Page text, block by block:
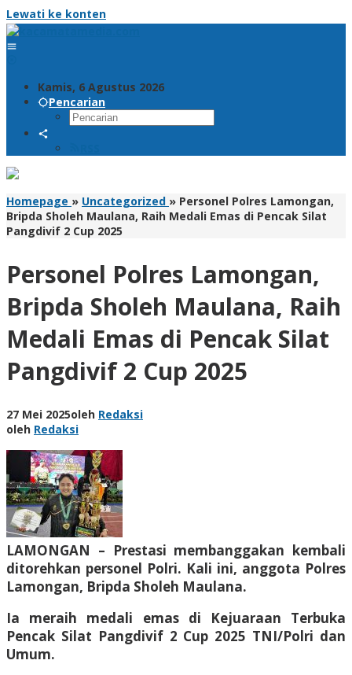
Lewati ke konten
Kamis, 6 Agustus 2026
Pencarian
Homepage » Uncategorized » Personel Polres Lamongan,
Bripda Sholeh Maulana, Raih Medali Emas di Pencak Silat
Pangdivif 2 Cup 2025
Personel Polres Lamongan,
Bripda Sholeh Maulana, Raih
Medali Emas di Pencak Silat
Pangdivif 2 Cup 2025
27 Mei 2025oleh Redaksi
oleh Redaksi
LAMONGAN – Prestasi membanggakan kembali
ditorehkan personel Polri. Kali ini, anggota Polres
Lamongan, Bripda Sholeh Maulana.
Ia meraih medali emas di Kejuaraan Terbuka
Pencak Silat Pangdivif 2 Cup 2025 TNI/Polri dan
Umum.